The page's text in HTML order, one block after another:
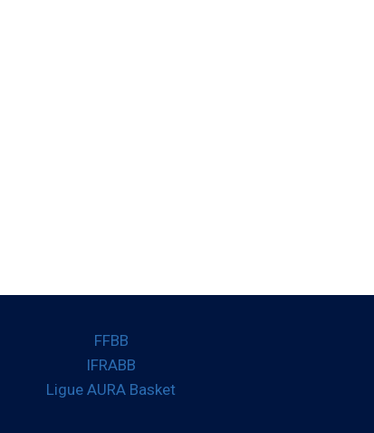
FFBB
IFRABB
Ligue AURA Basket